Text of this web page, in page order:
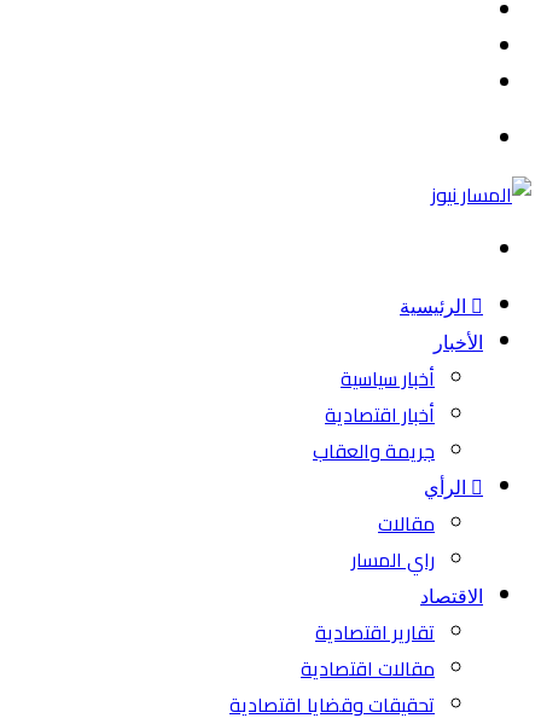
الرئيسية
الأخبار
أخبار سياسية
أخبار اقتصادية
جريمة والعقاب
الرأي
مقالات
راي المسار
الاقتصاد
تقارير اقتصادية
مقالات اقتصادية
تحقيقات وقضايا اقتصادية